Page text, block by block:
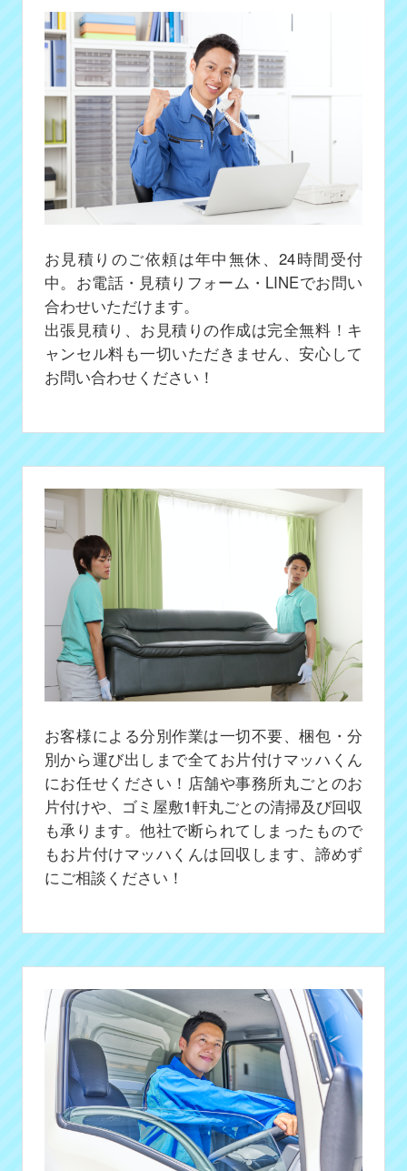
お見積りのご依頼は年中無休、24時間受付
中。お電話・見積りフォーム・LINEでお問い
合わせいただけます。
出張見積り、お見積りの作成は完全無料！キ
ャンセル料も一切いただきません、安心して
お問い合わせください！
お客様による分別作業は一切不要、梱包・分
別から運び出しまで全てお片付けマッハくん
にお任せください！店舗や事務所丸ごとのお
片付けや、ゴミ屋敷1軒丸ごとの清掃及び回収
も承ります。他社で断られてしまったもので
もお片付けマッハくんは回収します、諦めず
にご相談ください！